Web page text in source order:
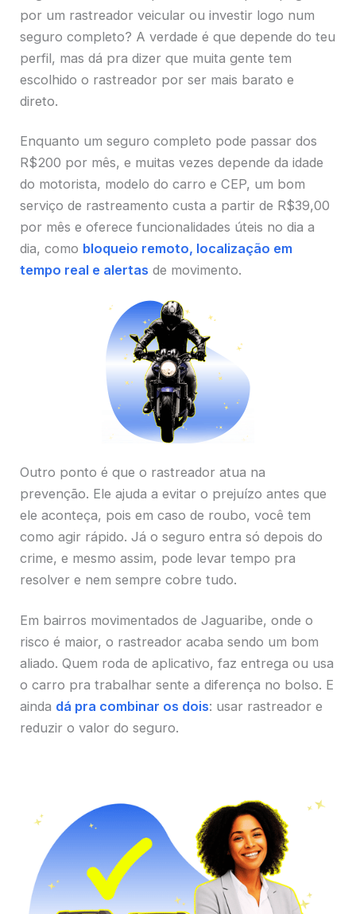
por um rastreador veicular ou investir logo num
seguro completo? A verdade é que depende do teu
perfil, mas dá pra dizer que muita gente tem
escolhido o rastreador por ser mais barato e
direto.
Enquanto um seguro completo pode passar dos
R$200 por mês, e muitas vezes depende da idade
do motorista, modelo do carro e CEP, um bom
serviço de rastreamento custa a partir de R$39,00
por mês e oferece funcionalidades úteis no dia a
dia, como bloqueio remoto, localização em
tempo real e alertas de movimento.
Outro ponto é que o rastreador atua na
prevenção. Ele ajuda a evitar o prejuízo antes que
ele aconteça, pois em caso de roubo, você tem
como agir rápido. Já o seguro entra só depois do
crime, e mesmo assim, pode levar tempo pra
resolver e nem sempre cobre tudo.
Em bairros movimentados de Jaguaribe, onde o
risco é maior, o rastreador acaba sendo um bom
aliado. Quem roda de aplicativo, faz entrega ou usa
o carro pra trabalhar sente a diferença no bolso. E
ainda dá pra combinar os dois: usar rastreador e
reduzir o valor do seguro.